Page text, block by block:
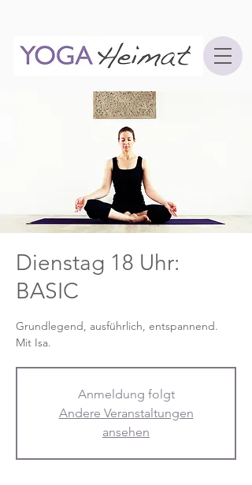
Dienstag 18 Uhr:
BASIC
Grundlegend, ausführlich, entspannend.
Mit Isa.
Anmeldung folgt
Andere Veranstaltungen
ansehen